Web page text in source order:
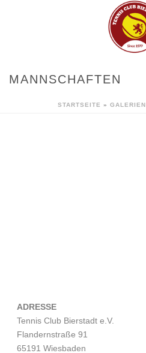
MANNSCHAFTEN
STARTSEITE » GALERIEN
ADRESSE
Tennis Club Bierstadt e.V.
Flandernstraße 91
65191 Wiesbaden